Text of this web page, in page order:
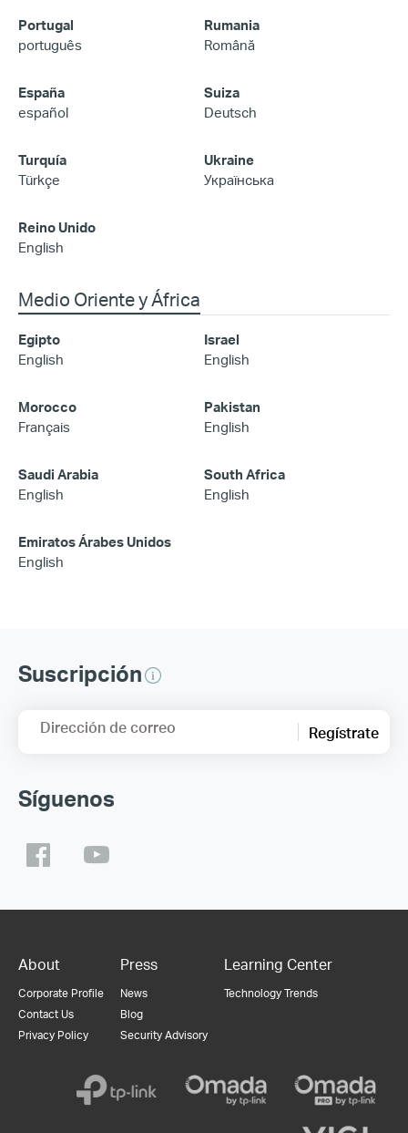
Portugal
português
Rumania
Română
España
español
Suiza
Deutsch
Turquía
Türkçe
Ukraine
Українська
Reino Unido
English
Medio Oriente y África
Egipto
English
Israel
English
Morocco
Français
Pakistan
English
Saudi Arabia
English
South Africa
English
Emiratos Árabes Unidos
English
Suscripción
Dirección de correo Regístrate
Síguenos
About
Corporate Profile
Contact Us
Privacy Policy
Press
News
Blog
Security Advisory
Learning Center
Technology Trends